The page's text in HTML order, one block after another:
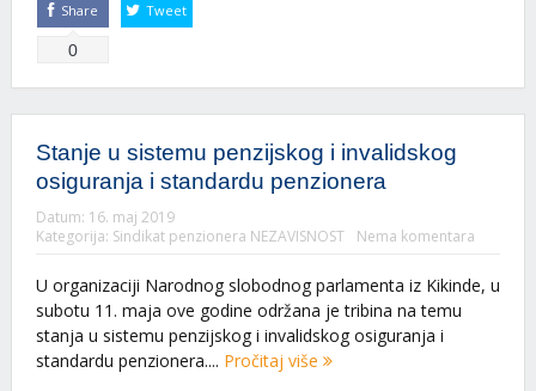
Share
0
Tweet
Stanje u sistemu penzijskog i invalidskog
osiguranja i standardu penzionera
Datum: 16. maj 2019
Kategorija: Sindikat penzionera NEZAVISNOST Nema komentara
U organizaciji Narodnog slobodnog parlamenta iz Kikinde, u
subotu 11. maja ove godine održana je tribina na temu
stanja u sistemu penzijskog i invalidskog osiguranja i
standardu penzionera.... Pročitaj više